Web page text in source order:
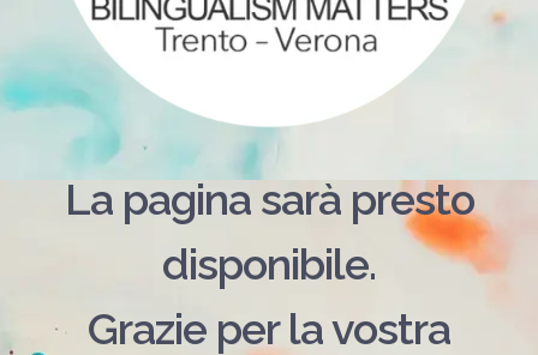
La pagina sarà presto
disponibile.
Grazie per la vostra